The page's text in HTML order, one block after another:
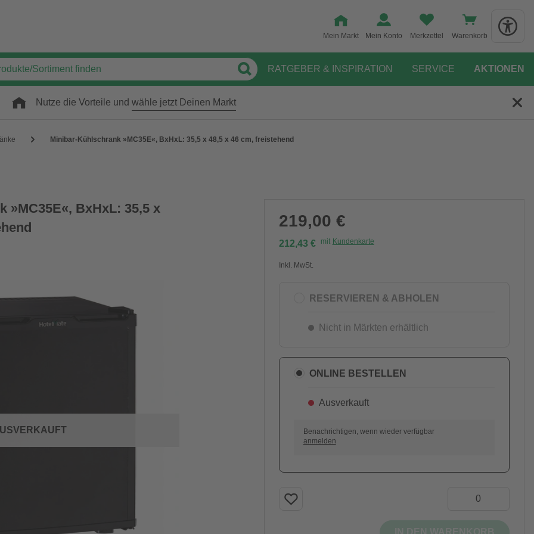
Mein Markt Mein Konto Merkzettel Warenkorb
RATGEBER & INSPIRATION SERVICE AKTIONEN
Nutze die Vorteile und wähle jetzt Deinen Markt
Minibar-Kühlschrank »MC35E«, BxHxL: 35,5 x 48,5 x 46 cm, freistehend
»MC35E«, BxHxL: 35,5 x
AUSVERKAUFT
219,00 €
212,43 € mit Kundenkarte
Inkl. MwSt.
RESERVIEREN & ABHOLEN
Nicht in Märkten erhältlich
ONLINE BESTELLEN
Ausverkauft
Benachrichtigen, wenn wieder verfügbar
anmelden